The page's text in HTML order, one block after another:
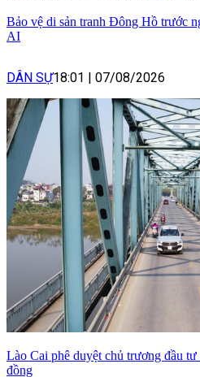
Bảo vệ di sản tranh Đông Hồ trước
AI
DÂN SỰ18:01 07/08/2026
Lào Cai phê duyệt chủ trương đầu
đồng